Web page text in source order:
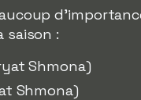
saison :
Shmona)
Shmona)